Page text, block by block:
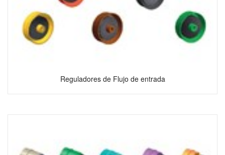
Reguladores de Flujo de entrada